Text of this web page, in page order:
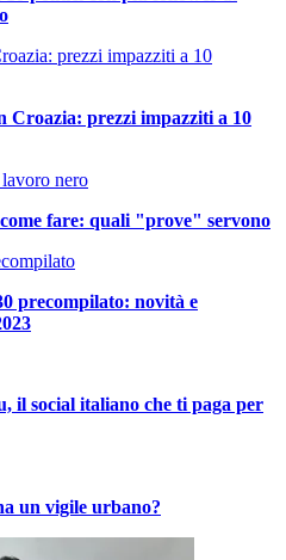
Croazia: prezzi impazziti a 10
fare: quali "prove" servono
precompilato: novità e
il social italiano che ti paga per
un vigile urbano?